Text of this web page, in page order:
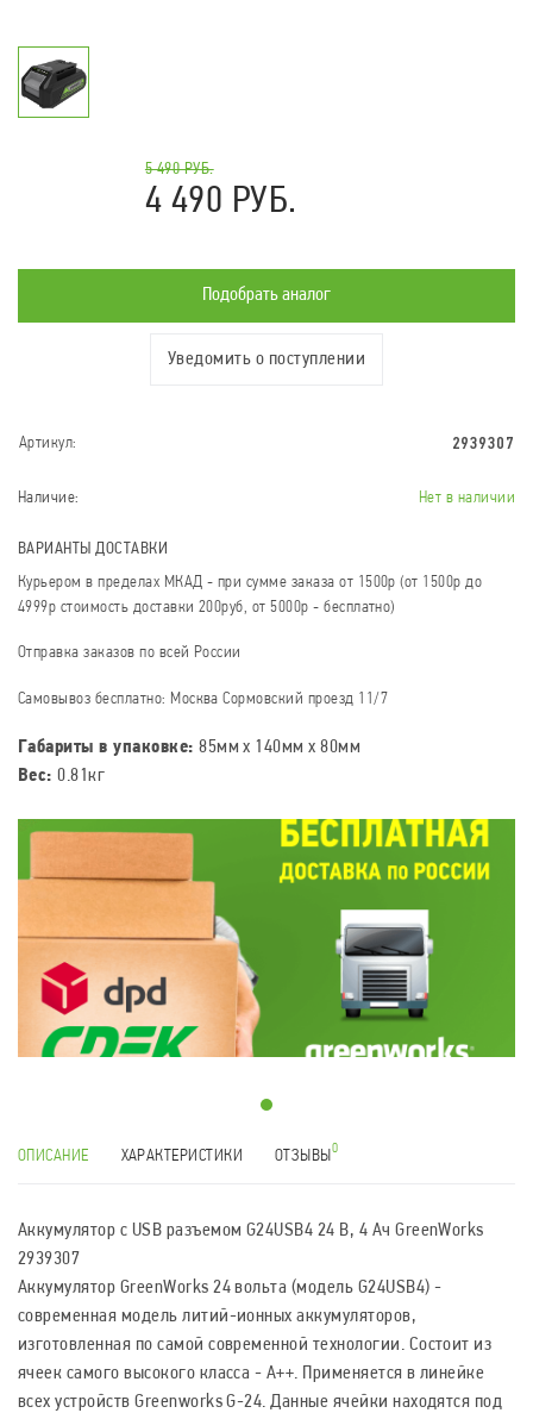
5 490 РУБ.
4 490 РУБ.
Подобрать аналог
Уведомить о поступлении
Артикул: 2939307
Наличие: Нет в наличии
ВАРИАНТЫ ДОСТАВКИ
Курьером в пределах МКАД - при сумме заказа от 1500р (от 1500р до
4999р стоимость доставки 200руб, от 5000р - бесплатно)
Отправка заказов по всей России
Самовывоз бесплатно: Москва Сормовский проезд 11/7
Габариты в упаковке:85мм x 140мм x 80мм
Вес:0.81кг
ОПИСАНИЕ ХАРАКТЕРИСТИКИ ОТЗЫВЫ0
Аккумулятор с USB разъемом G24USB4 24 В, 4 Ач GreenWorks
2939307
Аккумулятор GreenWorks 24 вольта (модель G24USB4) -
современная модель литий-ионных аккумуляторов,
изготовленная по самой современной технологии. Состоит из
ячеек самого высокого класса - А++. Применяется в линейке
всех устройств Greenworks G-24. Данные ячейки находятся под